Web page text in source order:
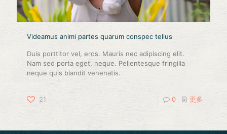
Videamus animi partes quarum conspec tellus
Duis porttitor vel, eros. Mauris nec adipiscing elit.
Nam sed porta eget, neque. Pellentesque fringilla
neque quis blandit venenatis.
21 0 更多